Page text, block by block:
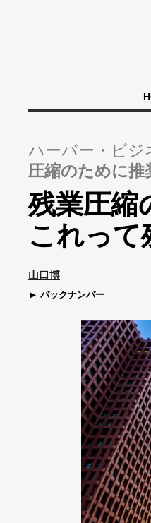
ハーバー・ビジ
圧縮のために
残業圧縮
これっ
山口博
バックナンバー